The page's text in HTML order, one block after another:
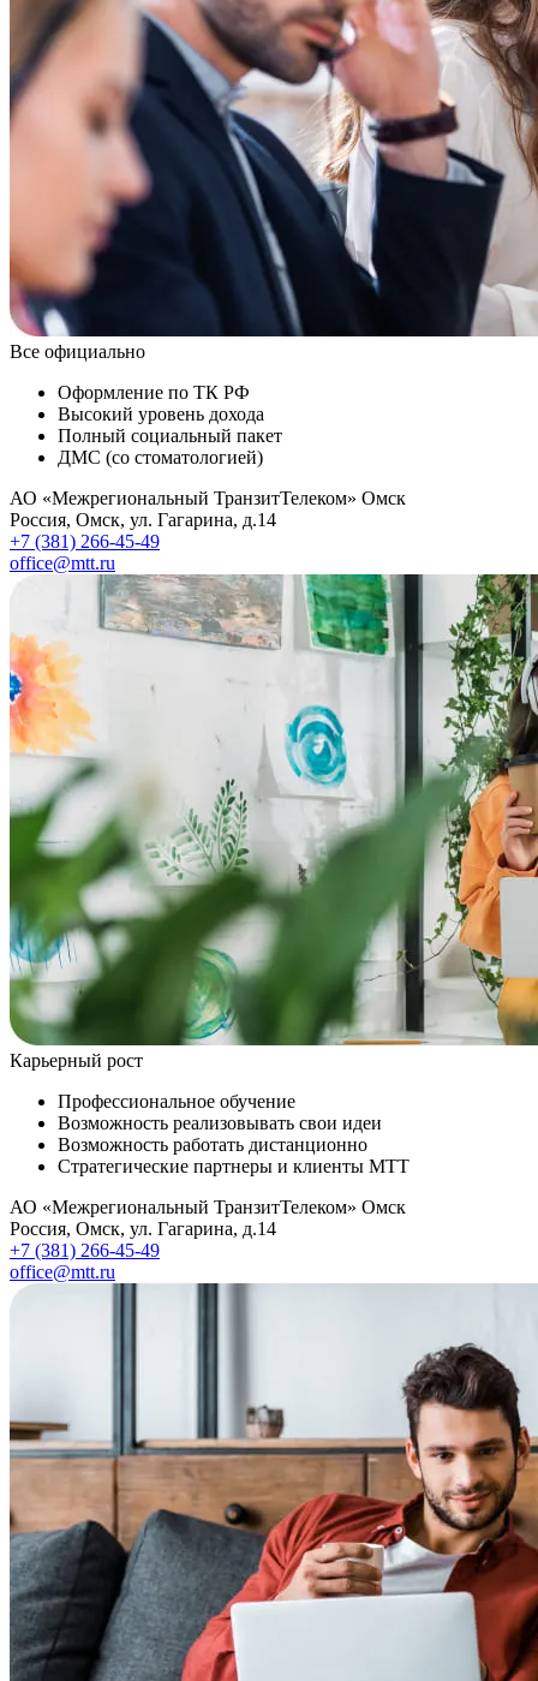
Все официально
Оформление по ТК РФ
Высокий уровень дохода
Полный социальный пакет
ДМС (со стоматологией)
АО «Межрегиональный ТранзитТелеком» Омск
Россия, Омск, ул. Гагарина, д.14
+7 (381) 266-45-49
office@mtt.ru
Карьерный рост
Профессиональное обучение
Возможность реализовывать свои идеи
Возможность работать дистанционно
Стратегические партнеры и клиенты МТТ
АО «Межрегиональный ТранзитТелеком» Омск
Россия, Омск, ул. Гагарина, д.14
+7 (381) 266-45-49
office@mtt.ru